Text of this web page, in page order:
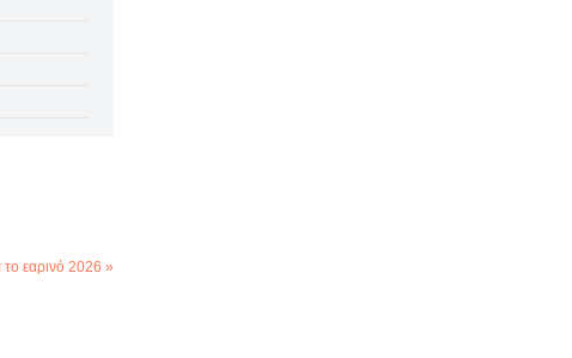
το εαρινό 2026 »